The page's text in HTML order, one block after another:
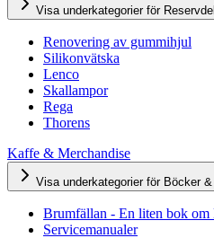
Visa underkategorier för
Renovering av gummihjul
Silikonvätska
Lenco
Skallampor
Rega
Thorens
Kaffe & Merchandise
Visa underkategorier för Böcker
Brumfällan - En liten bok om
Servicemanualer